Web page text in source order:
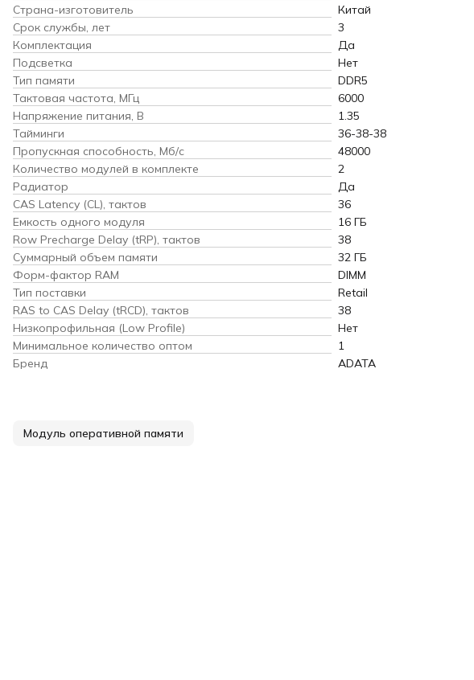
Страна-изготовитель
Китай
Срок службы, лет
3
Комплектация
Да
Подсветка
Нет
Тип памяти
DDR5
Тактовая частота, МГц
6000
Напряжение питания, В
1.35
Тайминги
36-38-38
Пропускная способность, Мб/с
48000
Количество модулей в комплекте
2
Радиатор
Да
CAS Latency (CL), тактов
36
Емкость одного модуля
16 ГБ
Row Precharge Delay (tRP), тактов
38
Суммарный объем памяти
32 ГБ
Форм-фактор RAM
DIMM
Тип поставки
Retail
RAS to CAS Delay (tRCD), тактов
38
Низкопрофильная (Low Profile)
Нет
Минимальное количество оптом
1
Бренд
ADATA
Модуль оперативной памяти